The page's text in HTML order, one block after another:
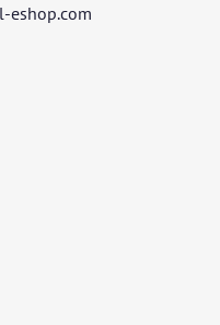
eshop.com